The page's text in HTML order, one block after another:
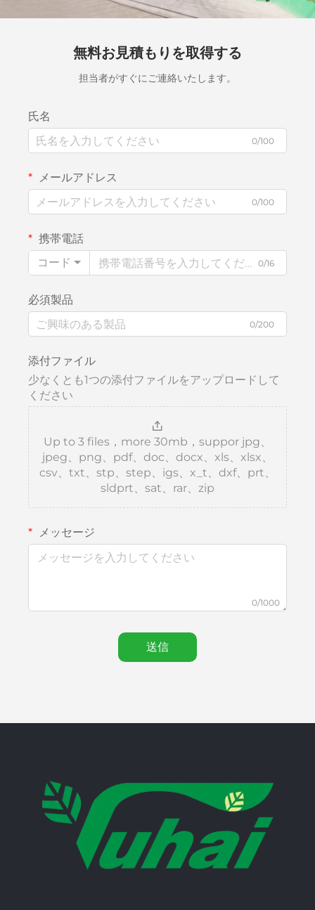
無料お見積もりを取得する
担当者がすぐにご連絡いたします。
氏名
0/100
メールアドレス
0/100
携帯電話
コード
0/16
必須製品
0/200
添付ファイル
少なくとも1つの添付ファイルをアップロードして
ください
Up to 3 files，more 30mb，suppor jpg、
jpeg、png、pdf、doc、docx、xls、xlsx、
csv、txt、stp、step、igs、x_t、dxf、prt、
sldprt、sat、rar、zip
メッセージ
0/1000
送信